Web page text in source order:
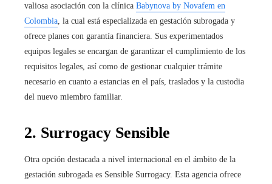
valiosa asociación con la clínica Babynova by Novafem en
Colombia , la cual está especializada en gestación subrogada y
ofrece planes con garantía financiera. Sus experimentados
equipos legales se encargan de garantizar el cumplimiento de los
requisitos legales, así como de gestionar cualquier trámite
necesario en cuanto a estancias en el país, traslados y la custodia
del nuevo miembro familiar.
2. Surrogacy Sensible
Otra opción destacada a nivel internacional en el ámbito de la
gestación subrogada es Sensible Surrogacy. Esta agencia ofrece